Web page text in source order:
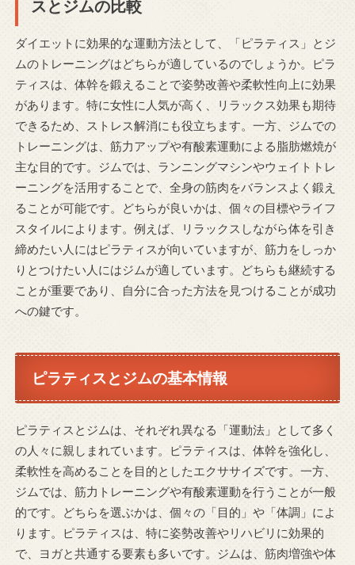
スとジムの比較
ダイエットに効果的な運動方法として、「ピラティス」とジ
ムのトレーニングはどちらが適しているのでしょうか。ピラ
ティスは、体幹を鍛えることで姿勢改善や柔軟性向上に効果
があります。特に女性に人気が高く、リラックス効果も期待
できるため、ストレス解消にも役立ちます。一方、ジムでの
トレーニングは、筋力アップや有酸素運動による脂肪燃焼が
主な目的です。ジムでは、ランニングマシンやウェイトトレ
ーニングを活用することで、全身の筋肉をバランスよく鍛え
ることが可能です。どちらが良いかは、個々の目標やライフ
スタイルによります。例えば、リラックスしながら体を引き
締めたい人にはピラティスが向いていますが、筋力をしっか
りとつけたい人にはジムが適しています。どちらも継続する
ことが重要であり、自分に合った方法を見つけることが成功
への鍵です。
ピラティスとジムの基本情報
ピラティスとジムは、それぞれ異なる「運動法」として多く
の人々に親しまれています。ピラティスは、体幹を強化し、
柔軟性を高めることを目的としたエクササイズです。一方、
ジムでは、筋力トレーニングや有酸素運動を行うことが一般
的です。どちらを選ぶかは、個々の「目的」や「体調」によ
ります。ピラティスは、特に姿勢改善やリハビリに効果的
で、ヨガと共通する要素も多いです。ジムは、筋肉増強や体